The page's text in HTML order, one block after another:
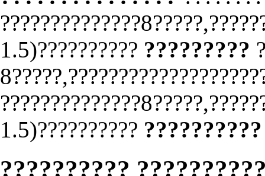
1.5)?????????? ?????????
1.5)?????????? ??????????
??????????